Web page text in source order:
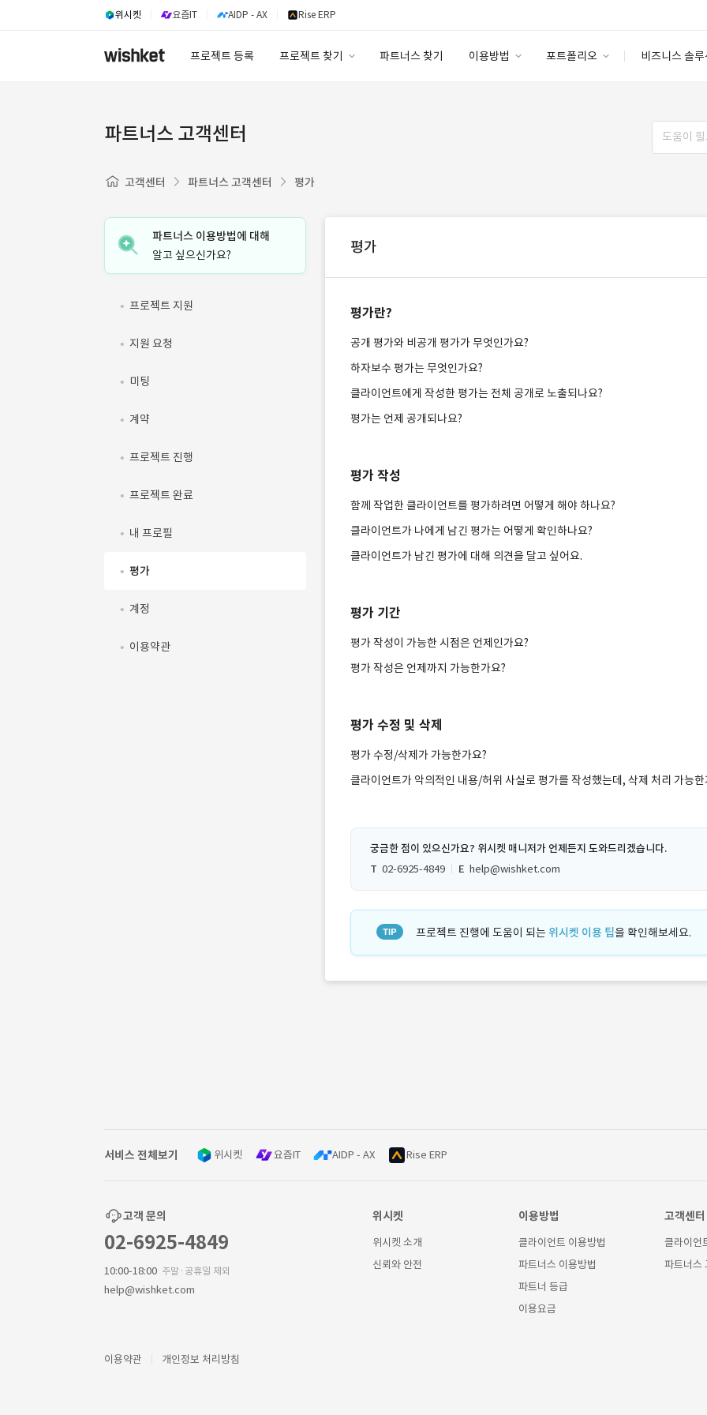
위시켓 요즘IT AIDP - AX Rise ERP
프로젝트 등록 프로젝트 찾기 파트너스 찾기 이용방법 포트폴리오 비즈니스 솔
안심 코드 케어
솔루션 마켓
파트너스 고객센터
고객센터 파트너스 고객센터 평가
파트너스 이용방법에 대해
알고 싶으신가요?
프로젝트 지원
지원 요청
미팅
계약
프로젝트 진행
프로젝트 완료
내 프로필
평가
계정
이용약관
평가
평가란?
공개 평가와 비공개 평가가 무엇인가요?
하자보수 평가는 무엇인가요?
클라이언트에게 작성한 평가는 전체 공개로 노출되나요?
평가는 언제 공개되나요?
평가 작성
함께 작업한 클라이언트를 평가하려면 어떻게 해야 하나요?
클라이언트가 나에게 남긴 평가는 어떻게 확인하나요?
클라이언트가 남긴 평가에 대해 의견을 달고 싶어요.
평가 기간
평가 작성이 가능한 시점은 언제인가요?
평가 작성은 언제까지 가능한가요?
평가 수정 및 삭제
평가 수정/삭제가 가능한가요?
클라이언트가 악의적인 내용/허위 사실로 평가를 작성했는데, 삭제 처리 가능한
궁금한 점이 있으신가요? 위시켓 매니저가 언제든지 도와드리겠습니다.
T 02-6925-4849 E help@wishket.com
프로젝트 진행에 도움이 되는 위시켓 이용 팁을 확인해보세요.
서비스 전체보기 위시켓 요즘IT AIDP - AX Rise ERP
고객 문의
02-6925-4849
10:00-18:00 주말·공휴일 제외
help@wishket.com
위시켓
위시켓 소개
신뢰와 안전
이용방법
클라이언트 이용방법
파트너스 이용방법
파트너 등급
이용요금
고객센터
클라이언
파트너스
이용약관 개인정보 처리방침